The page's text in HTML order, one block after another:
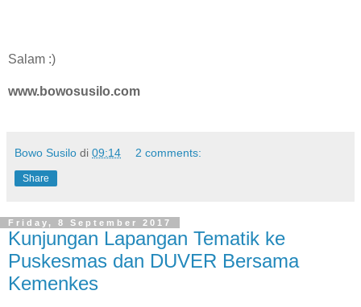
Salam :)
www.bowosusilo.com
Bowo Susilo di 09:14 2 comments:
Share
Friday, 8 September 2017
Kunjungan Lapangan Tematik ke
Puskesmas dan DUVER Bersama
Kemenkes